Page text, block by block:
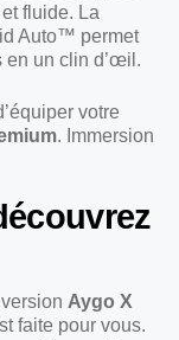
fluide. La
Auto™ permet
en un clin d’œil.
votre
. Immersion
Aygo X
faite pour vous.